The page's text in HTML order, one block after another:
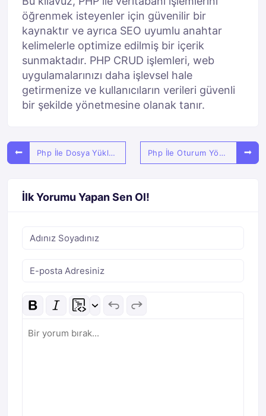
öğrenmek isteyenler için güvenilir bir
kaynaktır ve ayrıca SEO uyumlu anahtar
kelimelerle optimize edilmiş bir içerik
sunmaktadır. PHP CRUD işlemleri, web
uygulamalarınızı daha işlevsel hale
getirmenize ve kullanıcıların verileri güvenli
bir şekilde yönetmesine olanak tanır.
Php İle Dosya Yükleme İşlemleri:Adım Adım Kılavuz Php İle Oturum Yönetimi Ve Güvenlik:Web Uygulamalarında Veri Koruma Stratejiler
İlk Yorumu Yapan Sen Ol!